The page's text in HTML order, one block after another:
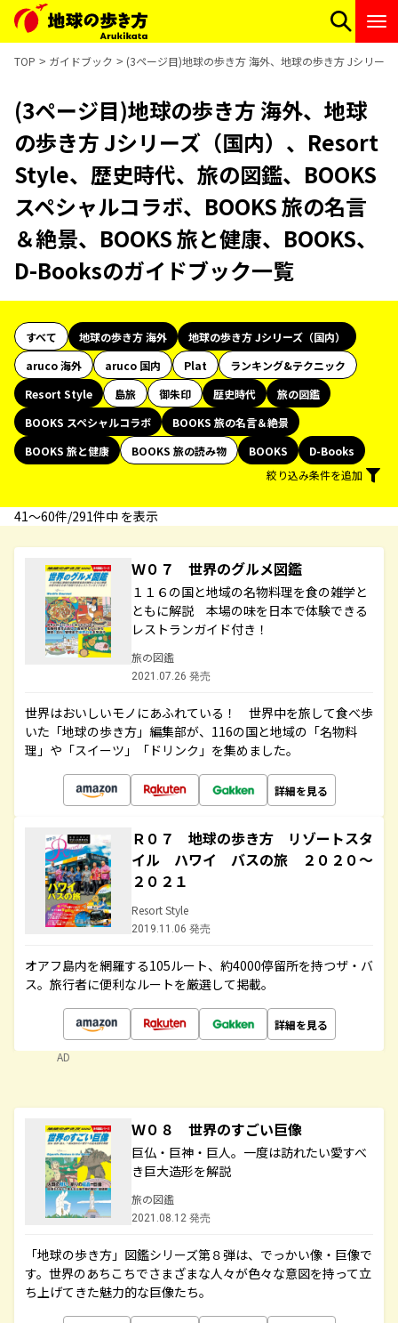
TOP ガイドブック (3ページ目)地球の歩き方 海外、地球の歩き方 Jシリー
(3ページ目)地球の歩き方 海外、地球
の歩き方 Jシリーズ（国内）、Resort
Style、歴史時代、旅の図鑑、BOOKS
スペシャルコラボ、BOOKS 旅の名言
＆絶景、BOOKS 旅と健康、BOOKS、
D-Booksのガイドブック一覧
すべて 地球の歩き方 海外
地球の歩き方 Jシリーズ（国内）
aruco 海外
aruco 国内 Plat
ランキング&テクニック
Resort Style
島旅 御朱印 歴史時代
旅の図鑑
BOOKS スペシャルコラボ
BOOKS 旅の名言＆絶景
BOOKS 旅と健康
BOOKS 旅の読み物 BOOKS
D-Books
絞り込み条件を追加
41〜60件/291件中 を表示
Ｗ０７ 世界のグルメ図鑑
１１６の国と地域の名物料理を食の雑学と
ともに解説 本場の味を日本で体験できる
レストランガイド付き！
旅の図鑑
2021.07.26 発売
世界はおいしいモノにあふれている！ 世界中を旅して食べ歩
いた「地球の歩き方」編集部が、116の国と地域の「名物料
理」や「スイーツ」「ドリンク」を集めました。
詳細を見る
Ｒ０７ 地球の歩き方 リゾートスタ
イル ハワイ バスの旅 ２０２０～
２０２１
Resort Style
2019.11.06 発売
オアフ島内を網羅する105ルート、約4000停留所を持つザ・バ
ス。旅行者に便利なルートを厳選して掲載。
詳細を見る
AD
Ｗ０８ 世界のすごい巨像
巨仏・巨神・巨人。一度は訪れたい愛すべ
き巨大造形を解説
旅の図鑑
2021.08.12 発売
「地球の歩き方」図鑑シリーズ第８弾は、でっかい像・巨像で
す。世界のあちこちでさまざまな人々が色々な意図を持って立
ち上げてきた魅力的な巨像たち。